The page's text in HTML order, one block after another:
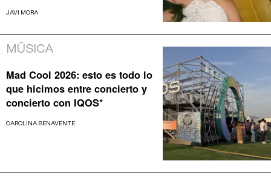
JAVI MORA
MÚSICA
Mad Cool 2026: esto es todo lo
que hicimos entre concierto y
concierto con IQOS*
CAROLINA BENAVENTE